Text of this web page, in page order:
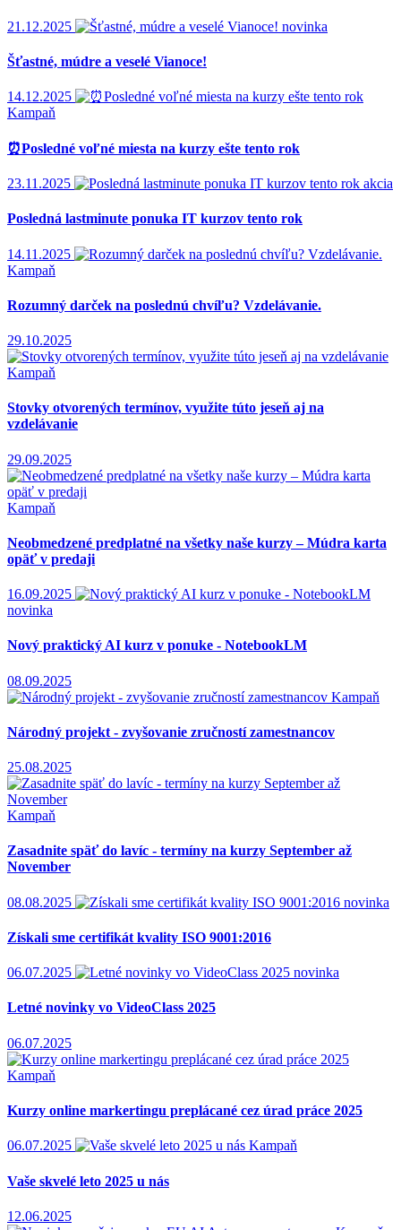
21.12.2025 novinka
Šťastné, múdre a veselé Vianoce!
14.12.2025
Kampaň
⏰Posledné voľné miesta na kurzy ešte tento rok
23.11.2025 akcia
Posledná lastminute ponuka IT kurzov tento rok
14.11.2025
Kampaň
Rozumný darček na poslednú chvíľu? Vzdelávanie.
29.10.2025
Kampaň
Stovky otvorených termínov, využite túto jeseň aj na
vzdelávanie
29.09.2025
Kampaň
Neobmedzené predplatné na všetky naše kurzy – Múdra karta
opäť v predaji
16.09.2025
novinka
Nový praktický AI kurz v ponuke - NotebookLM
08.09.2025
Kampaň
Národný projekt - zvyšovanie zručností zamestnancov
25.08.2025
Kampaň
Zasadnite späť do lavíc - termíny na kurzy September až
November
08.08.2025 novinka
Získali sme certifikát kvality ISO 9001:2016
06.07.2025 novinka
Letné novinky vo VideoClass 2025
06.07.2025
Kampaň
Kurzy online markertingu preplácané cez úrad práce 2025
06.07.2025 Kampaň
Vaše skvelé leto 2025 u nás
12.06.2025